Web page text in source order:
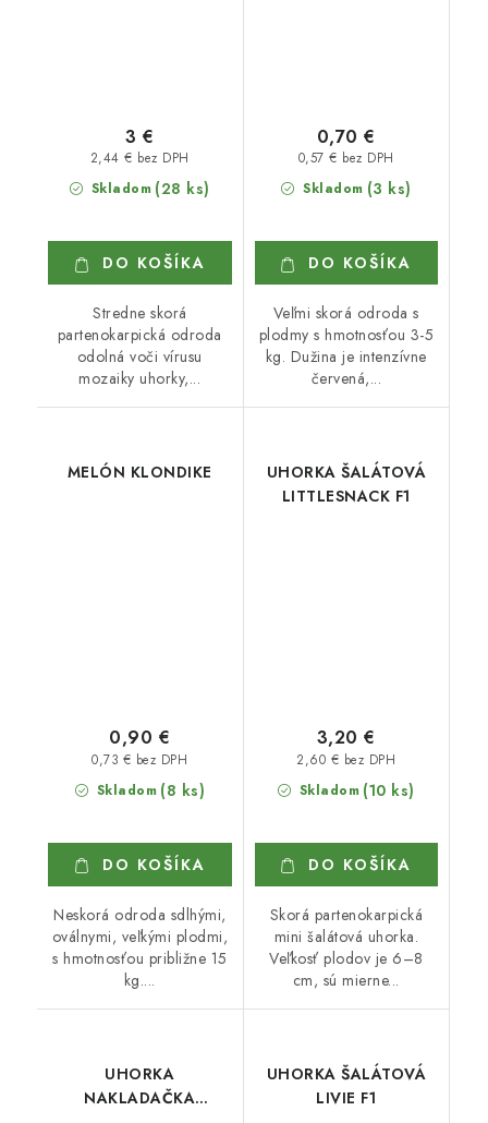
Skladom (28 ks)
2,44 € bez DPH
3 €
DO KOŠÍKA
Stredne skorá
partenokarpická odroda
odolná voči vírusu
mozaiky uhorky,...
Skladom (3 ks)
0,57 € bez DPH
0,70 €
DO KOŠÍKA
Veľmi skorá odroda s
plodmy s hmotnosťou 3-5
kg. Dužina je intenzívne
červená,...
MELÓN KLONDIKE
Skladom (8 ks)
0,73 € bez DPH
0,90 €
DO KOŠÍKA
Neskorá odroda sdlhými,
oválnymi, veľkými plodmi,
s hmotnosťou približne 15
kg....
UHORKA ŠALÁTOVÁ
LITTLESNACK F1
Skladom (10 ks)
2,60 € bez DPH
3,20 €
DO KOŠÍKA
Skorá partenokarpická
mini šalátová uhorka.
Veľkosť plodov je 6–8
cm, sú mierne...
UHORKA
NAKLADAČKA
UHORKA ŠALÁTOVÁ
LIVIE F1